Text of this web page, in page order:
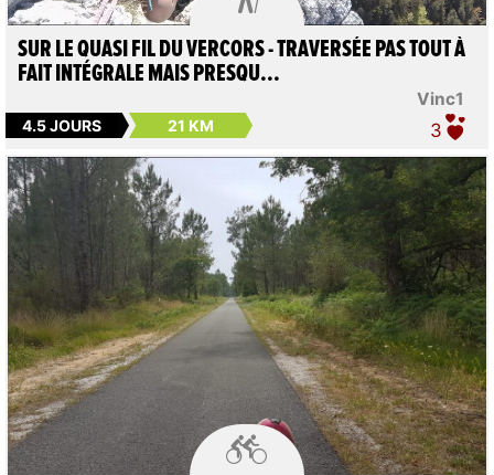
Vinc1
SUR LE QUASI FIL DU VERCORS - TRAVERSÉE PAS TOUT À
FAIT INTÉGRALE MAIS PRESQU...
4.5 JOURS 21 KM 3
